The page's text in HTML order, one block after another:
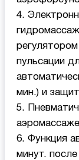
4.
пульсации
мин.) и
5.
6. Функция
минут.